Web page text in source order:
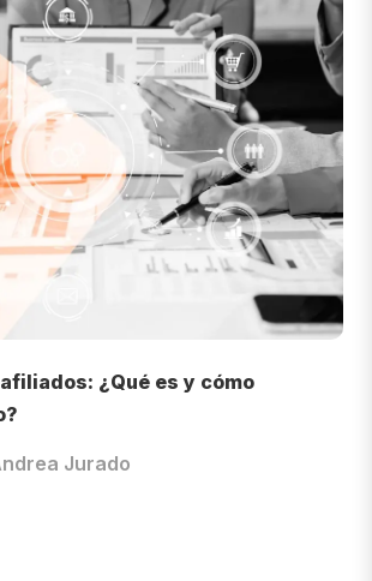
¿Qué es y cómo
Jurado